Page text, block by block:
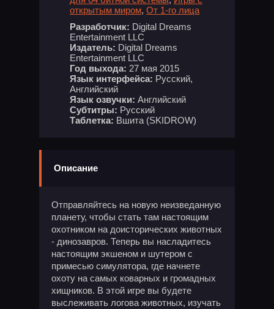
открытым миром, От 1-го лица
Разработчик: Digital Dreams
Entertainment LLC
Издатель: Digital Dreams
Entertainment LLC
Год выхода: 27 мая 2015
Язык интерфейса: Русский,
Английский
Язык озвучки: Английский
Субтитры: Русский
Таблетка: Вшита (SKIDROW)
Описание
Отправляйтесь на новую неизведанную
планету, чтобы стать там настоящим
охотником на доисторических животных
- динозавров. Теперь вы насладитесь
настоящим экшеном и шутером с
примесью симулятора, где начнете
охоту на самых коварных и громадных
хищников. В этой игре вы будете
выслеживать логова животных, изучать